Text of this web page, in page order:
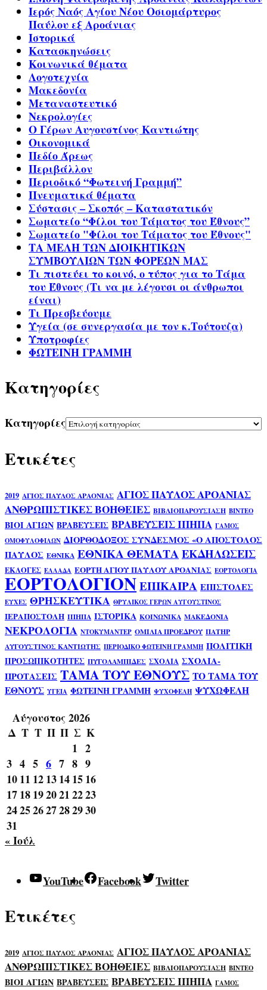
Ιερός Ναός Αγίου Νέου Οσιομάρτυρος
Παύλου εξ Αροάνιας
Ιστορικά
Κατασκηνώσεις
Κοινωνικά θέματα
Λογοτεχνία
Μακεδονία
Μεταναστευτικό
Νεκρολογίες
Ο Γέρων Αυγουστίνος Καντιώτης
Οικονομικά
Πεδίο Άρεως
Περιβάλλον
Περιοδικό “Φωτεινή Γραμμή”
Πνευματικά θέματα
Σύστασις – Σκοπός – Καταστατικόν
Σωματείο “Φίλοι του Τάματος του Έθνους”
Σωματείο "Φίλοι του Τάματος του Έθνους"
ΤΑ ΜΕΛΗ ΤΩΝ ΔΙΟΙΚΗΤΙΚΩΝ
ΣΥΜΒΟΥΛΙΩΝ ΤΩΝ ΦΟΡΕΩΝ ΜΑΣ
Τι πιστεύει το κοινό, ο τύπος για το Τάμα
του Έθνους (Τι να με λέγουσι οι άνθρωποι
είναι)
Τι Πρεσβεύουμε
Υγεία (σε συνεργασία με τον κ.Τούτουζα)
Υποτροφίες
ΦΩΤΕΙΝΗ ΓΡΑΜΜΗ
Kατηγορίες
Kατηγορίες
Ετικέτες
2019 ΑΓΙΟΣ ΠΑΥΛΟΣ ΑΡΑΟΝΙΑΣ ΑΓΙΟΣ ΠΑΥΛΟΣ ΑΡΟΑΝΙΑΣ
ΑΝΘΡΩΠΙΣΤΙΚΕΣ ΒΟΗΘΕΙΕΣ ΒΙΒΛΙΟΠΑΡΟΥΣΙΑΣΗ ΒΙΝΤΕΟ
ΒΙΟΙ ΑΓΙΩΝ ΒΡΑΒΕΥΣΕΙΣ ΒΡΑΒΕΥΣΕΙΣ ΙΠΗΠΑ ΓΑΜΟΣ
ΟΜΟΦΥΛΟΦΙΛΩΝ ΔΙΟΡΘΟΔΟΞΟΣ ΣΥΝΔΕΣΜΟΣ «Ο ΑΠΟΣΤΟΛΟΣ
ΠΑΥΛΟΣ ΕΘΝΙΚΑ ΕΘΝΙΚΑ ΘΕΜΑΤΑΕΚΔΗΛΩΣΕΙΣ
ΕΚΛΟΓΕΣ ΕΛΛΑΔΑ ΕΟΡΤΗ ΑΓΙΟΥ ΠΑΥΛΟΥ ΑΡΟΑΝΙΑΣ ΕΟΡΤΟΛΟΓΙΑ
ΕΟΡΤΟΛΟΓΙΟΝΕΠΙΚΑΙΡΑ ΕΠΙΣΤΟΛΕΣ
ΕΥΧΕΣ ΘΡΗΣΚΕΥΤΙΚΑ ΘΡΥΛΙΚΟΣ ΓΕΡΩΝ ΑΥΓΟΥΣΤΙΝΟΣ
ΙΕΡΑΠΟΣΤΟΛΗ ΙΠΗΠΑ ΙΣΤΟΡΙΚΑ ΚΟΙΝΩΝΙΚΑ ΜΑΚΕΔΟΝΙΑ
ΝΕΚΡΟΛΟΓΙΑ ΝΤΟΚΥΜΑΝΤΕΡ ΟΜΙΛΙΑ ΠΡΟΕΔΡΟΥ ΠΑΤΗΡ
ΑΥΓΟΥΣΤΙΝΟΣ ΚΑΝΤΙΩΤΗΣ ΠΕΡΙΟΔΙΚΟ ΦΩΤΕΙΝΗ ΓΡΑΜΜΗ ΠΟΛΙΤΙΚΗ
ΠΡΟΣΩΠΙΚΟΤΗΤΕΣ ΠΥΓΟΛΑΜΠΙΔΕΣ ΣΧΟΛΙΑ ΣΧΟΛΙΑ-
ΠΡΟΤΑΣΕΙΣ ΤΑΜΑ ΤΟΥ ΕΘΝΟΥΣ ΤΟ ΤΑΜΑ ΤΟΥ
ΕΘΝΟΥΣ ΥΓΕΙΑ ΦΩΤΕΙΝΗ ΓΡΑΜΜΗ ΨΥΧΟΦΕΛΗ ΨΥΧΩΦΕΛΗ
Αύγουστος 2026
Δ Τ Τ Π Π Σ Κ
1 2
3 4 5 6 7 8 9
1011 1213141516
17181920212223
24252627282930
31
« Ιούλ
YouTube Facebook Twitter
Ετικέτες
2019 ΑΓΙΟΣ ΠΑΥΛΟΣ ΑΡΑΟΝΙΑΣ ΑΓΙΟΣ ΠΑΥΛΟΣ ΑΡΟΑΝΙΑΣ
ΑΝΘΡΩΠΙΣΤΙΚΕΣ ΒΟΗΘΕΙΕΣ ΒΙΒΛΙΟΠΑΡΟΥΣΙΑΣΗ ΒΙΝΤΕΟ
ΒΙΟΙ ΑΓΙΩΝ ΒΡΑΒΕΥΣΕΙΣ ΒΡΑΒΕΥΣΕΙΣ ΙΠΗΠΑ ΓΑΜΟΣ